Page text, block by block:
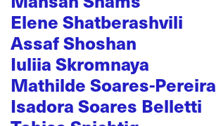
Elene Shatberashvili
Assaf Shoshan
Iuliia Skromnaya
Mathilde Soares-Pereira
Isadora Soares Belletti